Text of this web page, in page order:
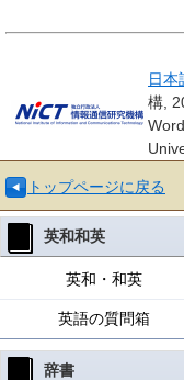
日本
構,
トップページに戻る
英和和英
英和・和英
英語の質問箱
辞書